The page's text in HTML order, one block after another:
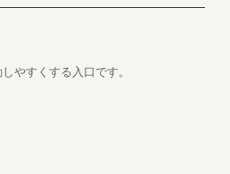
やすくする入口です。